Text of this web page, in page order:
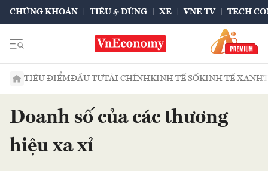
CHỨNG KHOÁN TIÊU & DÙNG XE VNE TV TECH
TIÊU ĐIỂMĐẦU TƯTÀI CHÍNHKINH TẾ SỐKINH TẾ XANH
Doanh số của các thương
hiệu xa xỉ